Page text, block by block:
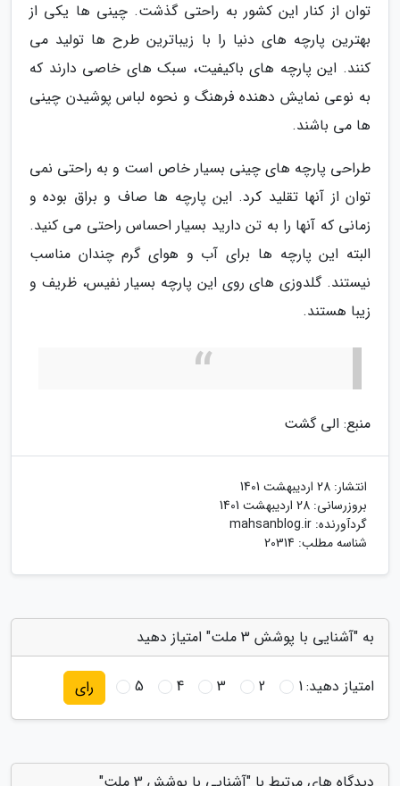
توان از کنار این کشور به راحتی گذشت. چینی ها یکی از
بهترین پارچه های دنیا را با زیباترین طرح ها تولید می
کنند. این پارچه های باکیفیت، سبک های خاصی دارند که
به نوعی نمایش دهنده فرهنگ و نحوه لباس پوشیدن چینی
ها می باشند.
طراحی پارچه های چینی بسیار خاص است و به راحتی نمی
توان از آنها تقلید کرد. این پارچه ها صاف و براق بوده و
زمانی که آنها را به تن دارید بسیار احساس راحتی می کنید.
البته این پارچه ها برای آب و هوای گرم چندان مناسب
نیستند. گلدوزی های روی این پارچه بسیار نفیس، ظریف و
زیبا هستند.
منبع: الی گشت
انتشار: 28 اردیبهشت 1401
بروزرسانی: 28 اردیبهشت 1401
گردآورنده: mahsanblog.ir
شناسه مطلب: 20314
به "آشنایی با پوشش 3 ملت" امتیاز دهید
امتیاز دهید:1
2
3
4
5 رای